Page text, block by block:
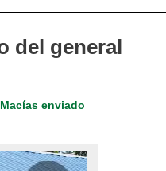
del general
enviado